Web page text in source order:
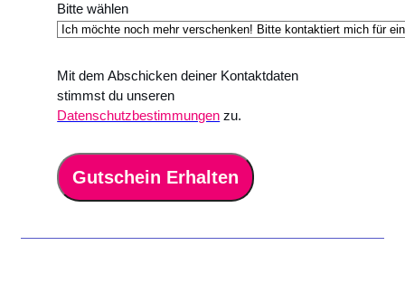
Bitte wählen
Mit dem Abschicken deiner Kontaktdaten
stimmst du unseren
Datenschutzbestimmungen zu.
Gutschein Erhalten